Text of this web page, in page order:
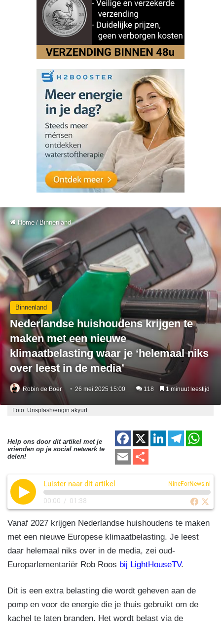
Home / Binnenland
Binnenland
Nederlandse huishoudens krijgen te
maken met een nieuwe
klimaatbelasting waar je ‘helemaal niks
over leest in de media’
Robin de Boer 26 mei 2025 15:00 118 1 minuut leestijd
Foto: Unsplash/engin akyurt
Help ons door dit artikel met je
vrienden op je social netwerk te
delen!
F
a
c
e
o
o
k
X
Li
e
n
T
gr
a
m
s
A
p
E
aile
Luister naar dit artikel NineForNews.nl
00:00 / 01:38
Vanaf 2027 krijgen Nederlandse huishoudens te maken
met een nieuwe Europese klimaatbelasting. Je leest
daar helemaal niks over in de media, zei oud-
Europarlementariër Rob Roos bij LightHouseTV.
Dit is een extra belasting die wordt geheven aan de
pomp en voor de energie die je thuis gebruikt om de
kachel te laten branden. Het wordt belast via de